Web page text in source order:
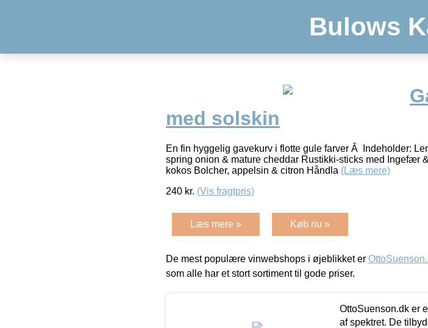
Bulows
med solskin
En fin hyggelig gavekurv i flotte gule farver Â Indeholder:
spring onion & mature cheddar Rustikki-sticks med Ingefær
kokos Bolcher, appelsin & citron Håndla (Læs mere)
240 kr. (Vis fragtpris)
Læs mere » Køb nu »
De mest populære vinwebshops i øjeblikket er
som alle har et stort sortiment til gode priser.
OttoSuenson.dk er
af spektret. De